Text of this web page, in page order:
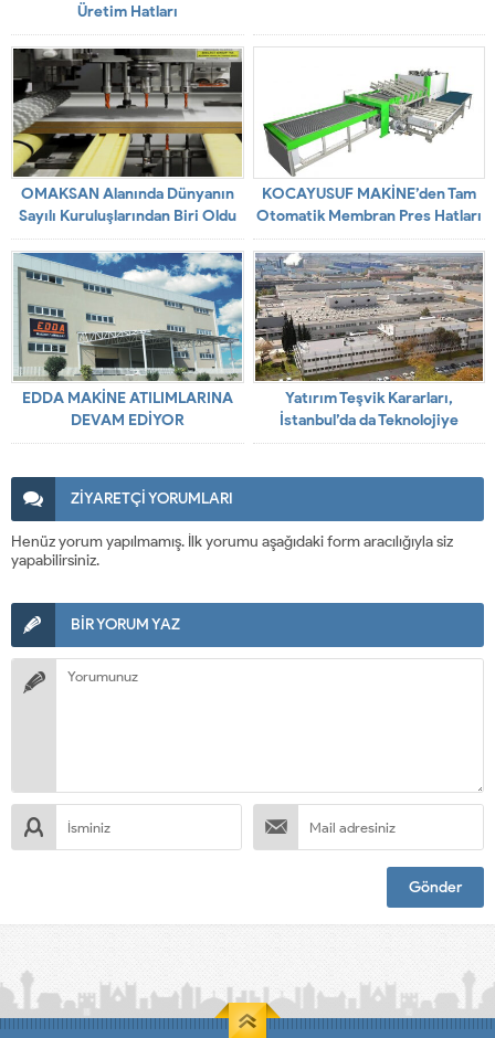
Üretim Hatları
OMAKSAN Alanında Dünyanın
Sayılı Kuruluşlarından Biri Oldu
KOCAYUSUF MAKİNE’den Tam
Otomatik Membran Pres Hatları
EDDA MAKİNE ATILIMLARINA
DEVAM EDİYOR
Yatırım Teşvik Kararları,
İstanbul’da da Teknolojiye
Bağlandı
ZİYARETÇİ YORUMLARI
Henüz yorum yapılmamış. İlk yorumu aşağıdaki form aracılığıyla siz
yapabilirsiniz.
BİR YORUM YAZ